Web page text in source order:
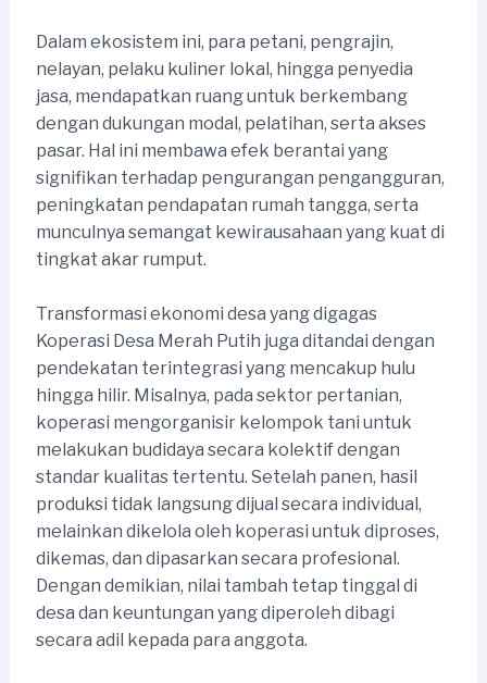
Dalam ekosistem ini, para petani, pengrajin,
nelayan, pelaku kuliner lokal, hingga penyedia
jasa, mendapatkan ruang untuk berkembang
dengan dukungan modal, pelatihan, serta akses
pasar. Hal ini membawa efek berantai yang
signifikan terhadap pengurangan pengangguran,
peningkatan pendapatan rumah tangga, serta
munculnya semangat kewirausahaan yang kuat di
tingkat akar rumput.
Transformasi ekonomi desa yang digagas
Koperasi Desa Merah Putih juga ditandai dengan
pendekatan terintegrasi yang mencakup hulu
hingga hilir. Misalnya, pada sektor pertanian,
koperasi mengorganisir kelompok tani untuk
melakukan budidaya secara kolektif dengan
standar kualitas tertentu. Setelah panen, hasil
produksi tidak langsung dijual secara individual,
melainkan dikelola oleh koperasi untuk diproses,
dikemas, dan dipasarkan secara profesional.
Dengan demikian, nilai tambah tetap tinggal di
desa dan keuntungan yang diperoleh dibagi
secara adil kepada para anggota.